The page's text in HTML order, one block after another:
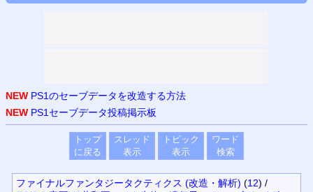
NEW PS1のセーブデータを改造する方法
NEW PS1セーブデータ投稿掲示板
トップ
に戻る
スレッド
表示
トピック
表示
ワード
検索
ファイナルファンタジータクティクス (改造・解析) (12) /